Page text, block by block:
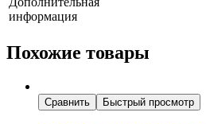
информация
Похожие товары
Сравнить Быстрый просмотр